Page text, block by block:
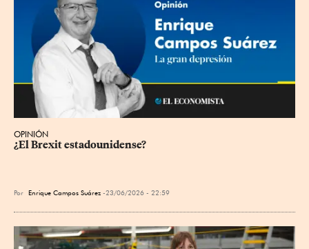
OPINIÓN
¿El Brexit estadounidense?
Por Enrique Campos Suárez 23/06/2026 - 22:59